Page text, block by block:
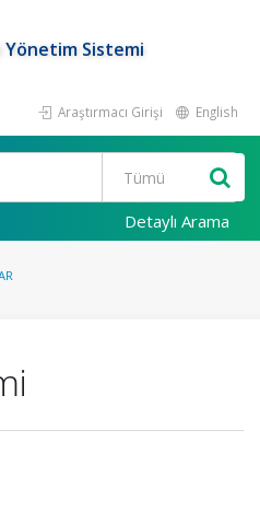
Sistemi
Araştırmacı Girişi English
Detaylı Arama